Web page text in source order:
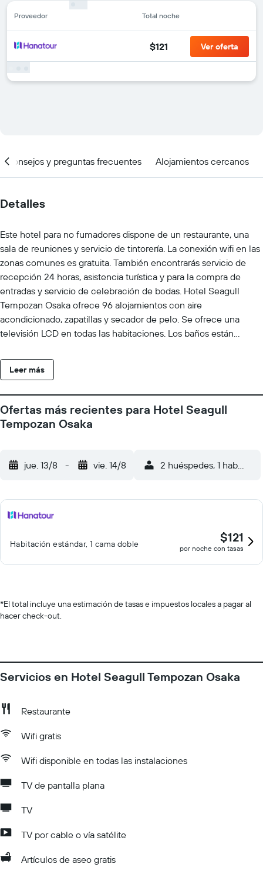
Proveedor Total noche
$121 Ver oferta
Consejos y preguntas frecuentes Alojamientos cercanos
Detalles
Este hotel para no fumadores dispone de un restaurante, una
sala de reuniones y servicio de tintorería. La conexión wifi en las
zonas comunes es gratuita. También encontrarás servicio de
recepción 24 horas, asistencia turística y para la compra de
entradas y servicio de celebración de bodas. Hotel Seagull
Tempozan Osaka ofrece 96 alojamientos con aire
acondicionado, zapatillas y secador de pelo. Se ofrece una
televisión LCD en todas las habitaciones. Los baños están
profunda, bidé, y artículos de higiene personal gratuitos. Este
hotel en Osaka ofrece acceso a Internet wifi gratis. Los servicios
ofrece servicio de limpieza todos los días.
Leer más
Ofertas más recientes para Hotel Seagull
Tempozan Osaka
jue. 13/8 - vie. 14/8 2 huéspedes, 1
Habitación estándar, 1 cama doble $121
por noche con tasas
*El total incluye una estimación de tasas e impuestos locales a pagar al
hacer check-out.
Servicios en Hotel Seagull Tempozan Osaka
Restaurante
Wifi gratis
Wifi disponible en todas las instalaciones
TV de pantalla plana
TV
TV por cable o vía satélite
Artículos de aseo gratis